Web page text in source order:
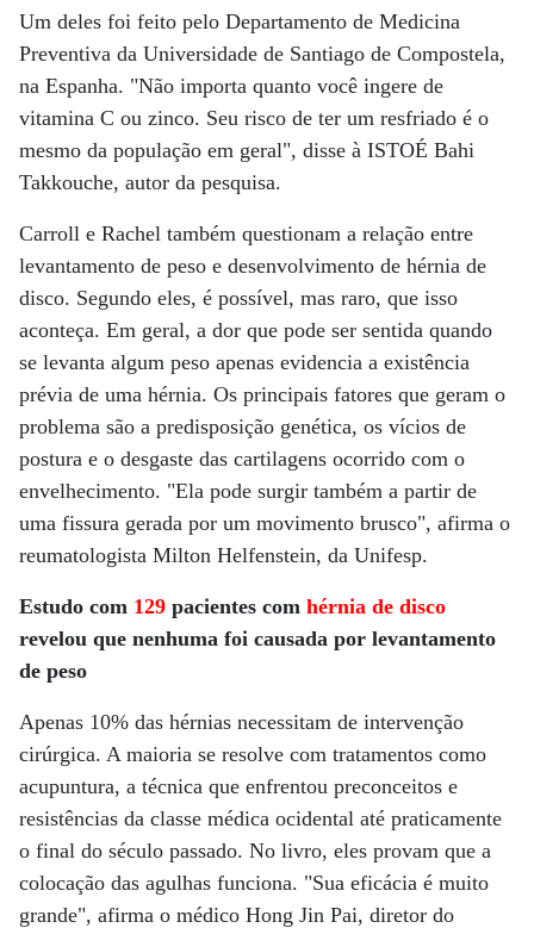
Um deles foi feito pelo Departamento de Medicina
Preventiva da Universidade de Santiago de Compostela,
na Espanha. "Não importa quanto você ingere de
vitamina C ou zinco. Seu risco de ter um resfriado é o
mesmo da população em geral", disse à ISTOÉ Bahi
Takkouche, autor da pesquisa.
Carroll e Rachel também questionam a relação entre
levantamento de peso e desenvolvimento de hérnia de
disco. Segundo eles, é possível, mas raro, que isso
aconteça. Em geral, a dor que pode ser sentida quando
se levanta algum peso apenas evidencia a existência
prévia de uma hérnia. Os principais fatores que geram o
problema são a predisposição genética, os vícios de
postura e o desgaste das cartilagens ocorrido com o
envelhecimento. "Ela pode surgir também a partir de
uma fissura gerada por um movimento brusco", afirma o
reumatologista Milton Helfenstein, da Unifesp.
Estudo com 129 pacientes com hérnia de disco
revelou que nenhuma foi causada por levantamento
de peso
Apenas 10% das hérnias necessitam de intervenção
cirúrgica. A maioria se resolve com tratamentos como
acupuntura, a técnica que enfrentou preconceitos e
resistências da classe médica ocidental até praticamente
o final do século passado. No livro, eles provam que a
colocação das agulhas funciona. "Sua eficácia é muito
grande", afirma o médico Hong Jin Pai, diretor do